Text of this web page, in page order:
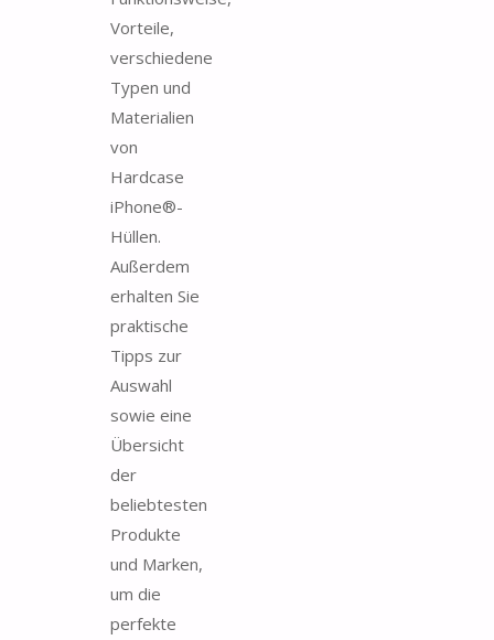
Vorteile,
verschiedene
Typen und
Materialien
von
Hardcase
iPhone®-
Hüllen.
Außerdem
erhalten Sie
praktische
Tipps zur
Auswahl
sowie eine
Übersicht
der
beliebtesten
Produkte
und Marken,
um die
perfekte